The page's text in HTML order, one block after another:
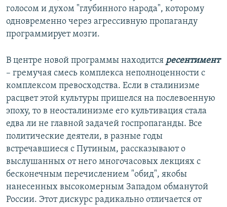
голосом и духом "глубинного народа", которому
одновременно через агрессивную пропаганду
программирует мозги.
В центре новой программы находится ресентимент
– гремучая смесь комплекса неполноценности с
комплексом превосходства. Если в сталинизме
расцвет этой культуры пришелся на послевоенную
эпоху, то в неосталинизме его культивация стала
едва ли не главной задачей госпропаганды. Все
политические деятели, в разные годы
встречавшиеся с Путиным, рассказывают о
выслушанных от него многочасовых лекциях с
бесконечным перечислением "обид", якобы
нанесенных высокомерным Западом обманутой
России. Этот дискурс радикально отличается от